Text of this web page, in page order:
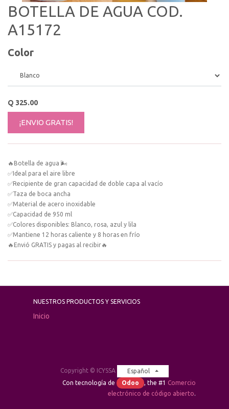
BOTELLA DE AGUA COD.
A15172
Color
Q 325.00
¡ENVIO GRATIS!
🔥Botella de agua 🌬
✅Ideal para el aire libre
✅Recipiente de gran capacidad de doble capa al vacío
✅Taza de boca ancha
✅Material de acero inoxidable
✅Capacidad de 950 ml
✅Colores disponibles: Blanco, rosa, azul y lila
✅Mantiene 12 horas caliente y 8 horas en frío
🔥Envió GRATIS y pagas al recibir🔥
NUESTROS PRODUCTOS Y SERVICIOS
Inicio
Copyright © ICYSSA
Español
Con tecnología de
Odoo , the #1 Comercio
electrónico de código abierto.